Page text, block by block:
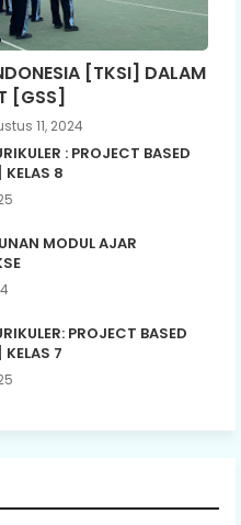
[TKSI] DALAM
[GSS]
11, 2024
: PROJECT BASED
8
MODUL AJAR
PROJECT BASED
7